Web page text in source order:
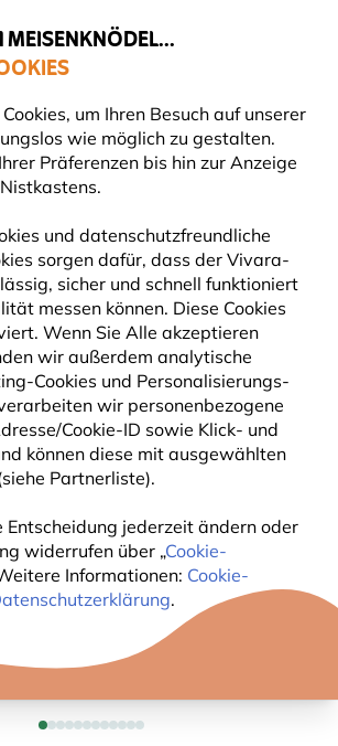
MEISENKNÖDEL...
um Ihren Besuch auf unserer
wie möglich zu gestalten.
Präferenzen bis hin zur Anzeige
und datenschutzfreundliche
sorgen dafür, dass der Vivara-
sicher und schnell funktioniert
messen können. Diese Cookies
Wenn Sie Alle akzeptieren
wir außerdem analytische
Cookies und Personalisierungs-
wir personenbezogene
Cookie-ID sowie Klick- und
können diese mit ausgewählten
Partnerliste).
Entscheidung jederzeit ändern oder
widerrufen über „Cookie-
Informationen: Cookie-
.
bewertet in 11 Ländern
Gratis Versand ab 65 €